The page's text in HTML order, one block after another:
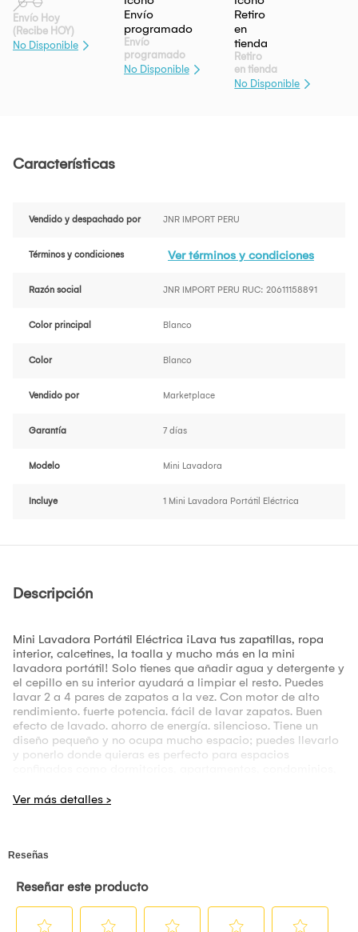
Envío Hoy
(Recibe HOY)
No Disponible
Envío
programado
No Disponible
Retiro
en tienda
No Disponible
Características
Vendido y despachado por JNR IMPORT PERU
Términos y condiciones Ver términos y condiciones
Razón social JNR IMPORT PERU RUC: 20611158891
Color principal Blanco
Color Blanco
Vendido por Marketplace
Garantía 7 días
Modelo Mini Lavadora
Incluye 1 Mini Lavadora Portátil Eléctrica
Descripción
Mini Lavadora Portátil Eléctrica ¡Lava tus zapatillas, ropa
interior, calcetines, la toalla y mucho más en la mini
lavadora portátil! Solo tienes que añadir agua y detergente y
el cepillo en su interior ayudará a limpiar el resto. Puedes
lavar 2 a 4 pares de zapatos a la vez. Con motor de alto
rendimiento. fuerte potencia. fácil de lavar zapatos. Buen
efecto de lavado. ahorro de energía. silencioso. Tiene un
diseño pequeño y no ocupa mucho espacio; puedes llevarlo
y ponerlo donde quieras es perfecto para espacios
*No exceder la capacidad máxima admitida. *No colocar